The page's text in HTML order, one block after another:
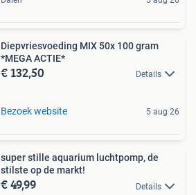
Diepvriesvoeding MIX 50x 100 gram
*MEGA ACTIE*
€ 132,50 Details
Bezoek website 5 aug 26
super stille aquarium luchtpomp, de
stilste op de markt!
€ 49,99 Details